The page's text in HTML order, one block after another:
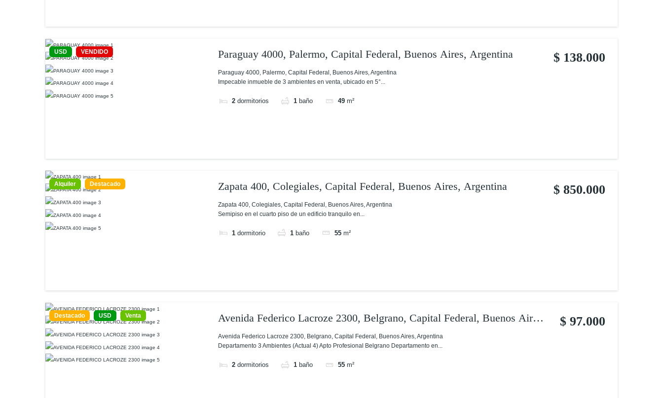
USD VENDIDO Paraguay 4000, Palermo, Capital Federal, Buenos Aires, Argentina
Paraguay 4000, Palermo, Capital Federal, Buenos Aires, Argentina
Impecable inmueble de 3 ambientes en venta, ubicado en 5°...
2 dormitorios 1 baño 49 m²
$ 138.000
Alquiler Destacado Zapata 400, Colegiales, Capital Federal, Buenos Aires, Argentina
Zapata 400, Colegiales, Capital Federal, Buenos Aires, Argentina
Semipiso en el cuarto piso de un edificio tranquilo en...
1 dormitorio 1 baño 55 m²
$ 850.000
Destacado USD Venta
Avenida Federico Lacroze 2300, Belgrano, Capital Federal, Buenos Aires,
Argentina
Avenida Federico Lacroze 2300, Belgrano, Capital Federal, Buenos Aires, Argentina
Departamento 3 Ambientes (Actual 4) Apto Profesional Belgrano Departamento en...
2 dormitorios 1 baño 55 m²
$ 97.000